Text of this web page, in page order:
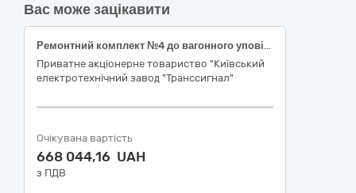
Вас може зацікавити
Ремонтний комплект №4 до вагонного уповільнювача РНЗ-2
Приватне акціонерне товариство "Київський
електротехнічний завод "Транссигнал"
Очікувана вартість
668 044,16 UAH
з ПДВ